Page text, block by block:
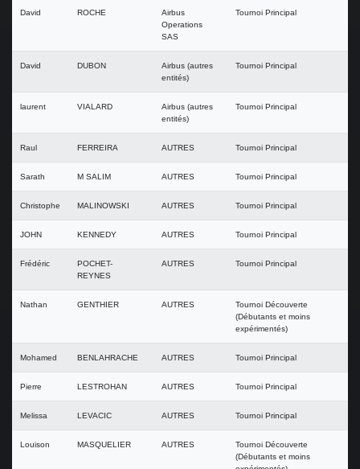
David ROCHE
Airbus
Operations
SAS
Tournoi Principal
David DUBON
Airbus (autres
entités)
Tournoi Principal
laurent VIALARD
Airbus (autres
entités)
Tournoi Principal
Raul FERREIRA AUTRES Tournoi Principal
Sarath M SALIM AUTRES Tournoi Principal
Christophe MALINOWSKI AUTRES Tournoi Principal
JOHN KENNEDY AUTRES Tournoi Principal
Frédéric
POCHET-
REYNES
AUTRES Tournoi Principal
Nathan GENTHIER AUTRES
Tournoi Découverte
(Débutants et moins
expérimentés)
Mohamed BENLAHRACHE AUTRES Tournoi Principal
Pierre LESTROHAN AUTRES Tournoi Principal
Melissa LEVACIC AUTRES Tournoi Principal
Louison MASQUELIER AUTRES
Tournoi Découverte
(Débutants et moins